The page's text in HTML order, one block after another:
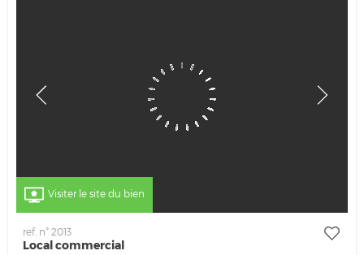
Visiter le site du bien
ref. n° 2013
Local commercial